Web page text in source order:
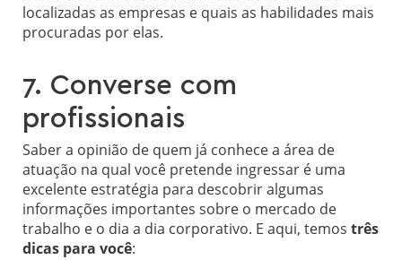
localizadas as empresas e quais as habilidades mais
procuradas por elas.
7. Converse com
profissionais
Saber a opinião de quem já conhece a área de
atuação na qual você pretende ingressar é uma
excelente estratégia para descobrir algumas
informações importantes sobre o mercado de
trabalho e o dia a dia corporativo. E aqui, temos três
dicas para você: